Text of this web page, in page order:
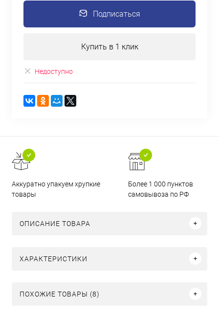
Подписаться
Купить в 1 клик
Недоступно
Аккуратно упакуем хрупкие
товары
Более 1 000 пунктов
самовывоза по РФ
ОПИСАНИЕ ТОВАРА
ХАРАКТЕРИСТИКИ
ПОХОЖИЕ ТОВАРЫ (8)